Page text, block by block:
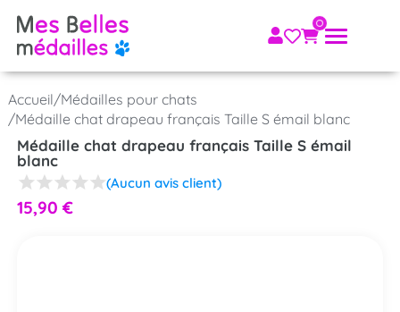
Accueil/Médailles pour chats
/Médaille chat drapeau français Taille S émail blanc
Médaille chat drapeau français Taille S émail
blanc
(Aucun avis client)
15,90 €